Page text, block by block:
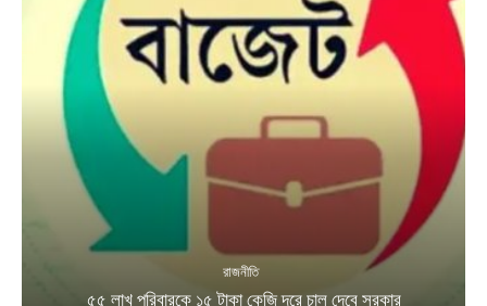
রাজনীতি
৫৫ লাখ পরিবারকে ১৫ টাকা কেজি দরে চাল দেবে সরকার